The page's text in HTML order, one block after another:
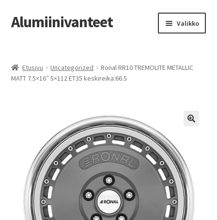
Siirry
navigointiin
Siirry
sisältöön
Alumiinivanteet Valikko
Kauppa
Vanteiden osto-opas
Auton renkaat
Yhteystiedot
Etusivu Uncategorized
Ronal RR10 TREMOLITE METALLIC
MATT 7.5×16″ 5×112 ET35 keskireikä:66.5